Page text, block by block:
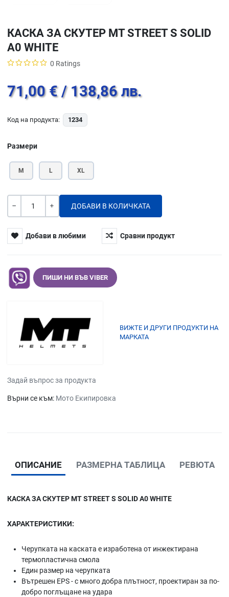
КАСКА ЗА СКУТЕР MT STREET S SOLID
A0 WHITE
0 Ratings
71,00 € / 138,86 лв.
Код на продукта: 1234
Размери
M L XL
Количество
Добави в любими Сравни продукт
ПИШИ НИ ВЪВ VIBER
ВИЖТЕ И ДРУГИ ПРОДУКТИ НА
МАРКАТА
Задай въпрос за продукта
Върни се към: Мото Екипировка
ОПИСАНИЕ РАЗМЕРНА ТАБЛИЦА РЕВЮТА
КАСКА ЗА СКУТЕР MT STREET S SOLID A0 WHITE
ХАРАКТЕРИСТИКИ:
Черупката на каската е изработена от инжектирана
термопластична смола
Един размер на черупката
Вътрешен EPS - с много добра плътност, проектиран за по-
добро поглъщане на удара